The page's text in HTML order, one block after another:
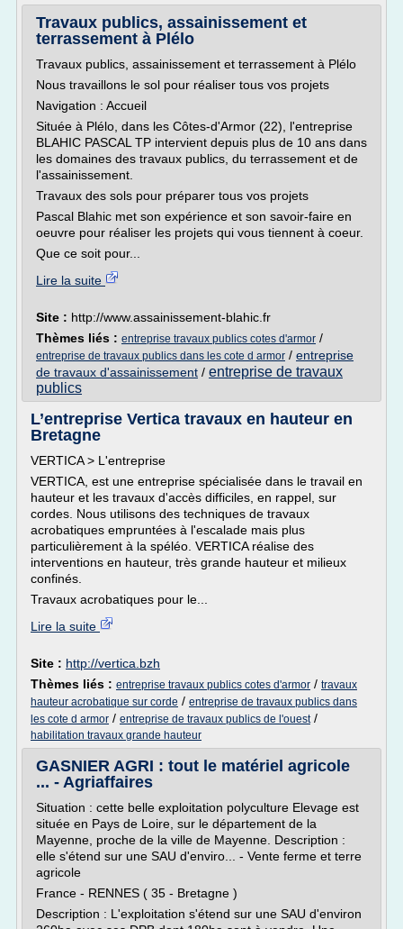
Travaux publics, assainissement et
terrassement à Plélo
Travaux publics, assainissement et terrassement à Plélo
Nous travaillons le sol pour réaliser tous vos projets
Navigation : Accueil
Située à Plélo, dans les Côtes-d'Armor (22), l'entreprise
BLAHIC PASCAL TP intervient depuis plus de 10 ans dans
les domaines des travaux publics, du terrassement et de
l'assainissement.
Travaux des sols pour préparer tous vos projets
Pascal Blahic met son expérience et son savoir-faire en
oeuvre pour réaliser les projets qui vous tiennent à coeur.
Que ce soit pour...
Lire la suite
Site : http://www.assainissement-blahic.fr
Thèmes liés : entreprise travaux publics cotes d'armor /
entreprise de travaux publics dans les cote d armor / entreprise
de travaux d'assainissement / entreprise de travaux
publics
L’entreprise Vertica travaux en hauteur en
Bretagne
VERTICA > L'entreprise
VERTICA, est une entreprise spécialisée dans le travail en
hauteur et les travaux d'accès difficiles, en rappel, sur
cordes. Nous utilisons des techniques de travaux
acrobatiques empruntées à l'escalade mais plus
particulièrement à la spéléo. VERTICA réalise des
interventions en hauteur, très grande hauteur et milieux
confinés.
Travaux acrobatiques pour le...
Lire la suite
Site : http://vertica.bzh
Thèmes liés : entreprise travaux publics cotes d'armor / travaux
hauteur acrobatique sur corde / entreprise de travaux publics dans
les cote d armor / entreprise de travaux publics de l'ouest/
habilitation travaux grande hauteur
GASNIER AGRI : tout le matériel agricole
... - Agriaffaires
Situation : cette belle exploitation polyculture Elevage est
située en Pays de Loire, sur le département de la
Mayenne, proche de la ville de Mayenne. Description :
elle s'étend sur une SAU d'enviro... - Vente ferme et terre
agricole
France - RENNES ( 35 - Bretagne )
Description : L'exploitation s'étend sur une SAU d'environ